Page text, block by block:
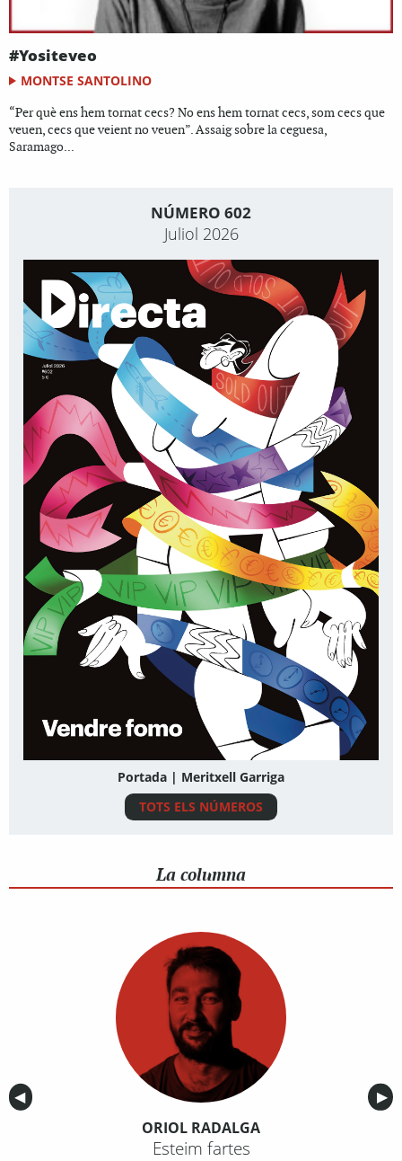
#Yositeveo
MONTSE SANTOLINO
“Per què ens hem tornat cecs? No ens hem tornat cecs, som cecs que
veuen, cecs que veient no veuen”. Assaig sobre la ceguesa,
Saramago...
NÚMERO 602
Juliol 2026
Portada | Meritxell Garriga
TOTS ELS NÚMEROS
La columna
Anterior
◀︎ ▶︎
ORIOL RADALGA
Esteim fartes